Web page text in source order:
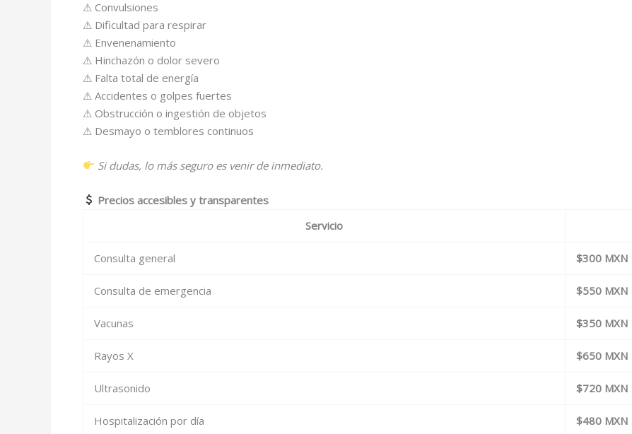
⚠ Convulsiones
⚠ Dificultad para respirar
⚠ Envenenamiento
⚠ Hinchazón o dolor severo
⚠ Falta total de energía
⚠ Accidentes o golpes fuertes
⚠ Obstrucción o ingestión de objetos
⚠ Desmayo o temblores continuos
Si dudas, lo más seguro es venir de inmediato.
Precios accesibles y transparentes
Servicio
Consulta general $300 MXN
Consulta de emergencia $550 MXN
Vacunas $350 MXN
Rayos X $650 MXN
Ultrasonido $720 MXN
Hospitalización por día $480 MXN